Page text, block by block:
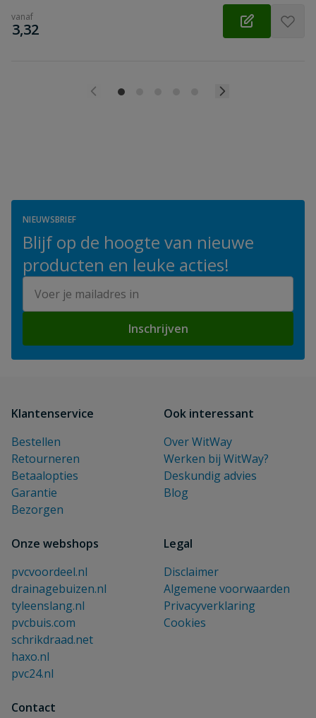
vanaf
€
3,32
NIEUWSBRIEF
Blijf op de hoogte van nieuwe
producten en leuke acties!
Inschrijven
Klantenservice
Bestellen
Retourneren
Betaalopties
Garantie
Bezorgen
Ook interessant
Over WitWay
Werken bij WitWay?
Deskundig advies
Blog
Onze webshops
pvcvoordeel.nl
drainagebuizen.nl
tyleenslang.nl
pvcbuis.com
schrikdraad.net
haxo.nl
pvc24.nl
Legal
Disclaimer
Algemene voorwaarden
Privacyverklaring
Cookies
Contact